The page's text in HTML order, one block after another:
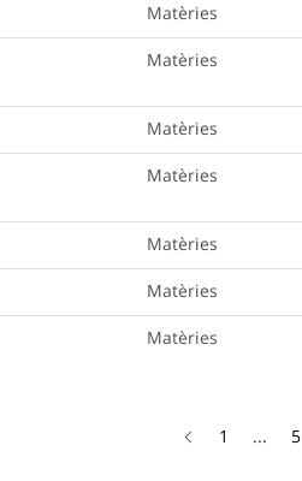
Matèries
Matèries
Matèries
Matèries
Matèries
Matèries
Matèries
1 ... 5